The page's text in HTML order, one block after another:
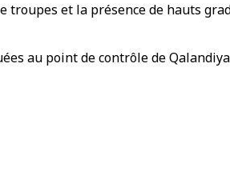
et la présence de hauts
au point de contrôle de